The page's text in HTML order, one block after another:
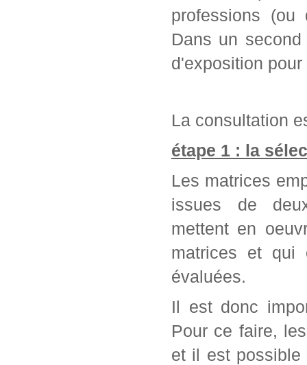
professions (ou
Dans un
d'exposition
La consultation
étape 1 : la
Les matrices
issues de
mettent en
matrices et qui
évaluées.
Il est donc
Pour ce faire,
et il est possible